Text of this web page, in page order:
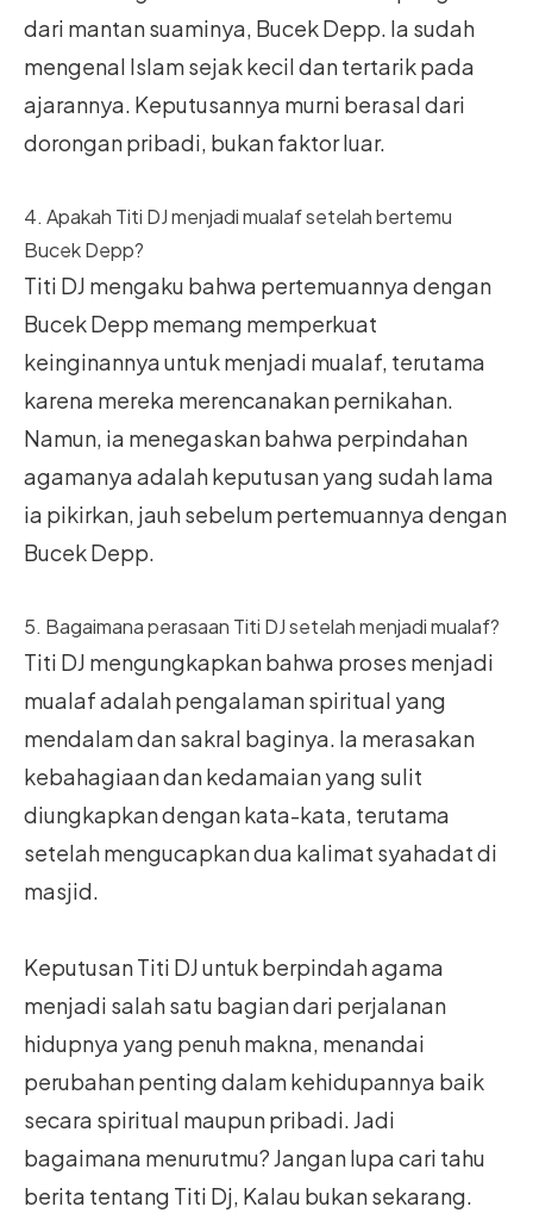
dari mantan suaminya, Bucek Depp. Ia sudah
mengenal Islam sejak kecil dan tertarik pada
ajarannya. Keputusannya murni berasal dari
dorongan pribadi, bukan faktor luar.
4. Apakah Titi DJ menjadi mualaf setelah bertemu
Bucek Depp?
Titi DJ mengaku bahwa pertemuannya dengan
Bucek Depp memang memperkuat
keinginannya untuk menjadi mualaf, terutama
karena mereka merencanakan pernikahan.
Namun, ia menegaskan bahwa perpindahan
agamanya adalah keputusan yang sudah lama
ia pikirkan, jauh sebelum pertemuannya dengan
Bucek Depp.
5. Bagaimana perasaan Titi DJ setelah menjadi mualaf?
Titi DJ mengungkapkan bahwa proses menjadi
mualaf adalah pengalaman spiritual yang
mendalam dan sakral baginya. Ia merasakan
kebahagiaan dan kedamaian yang sulit
diungkapkan dengan kata-kata, terutama
setelah mengucapkan dua kalimat syahadat di
masjid.
Keputusan Titi DJ untuk berpindah agama
menjadi salah satu bagian dari perjalanan
hidupnya yang penuh makna, menandai
perubahan penting dalam kehidupannya baik
secara spiritual maupun pribadi. Jadi
bagaimana menurutmu? Jangan lupa cari tahu
berita tentang Titi Dj, Kalau bukan sekarang.